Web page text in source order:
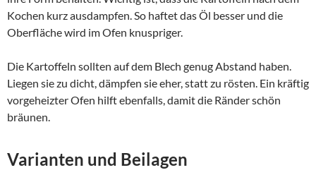
Kochen kurz ausdampfen. So haftet das Öl besser und die
Oberfläche wird im Ofen knuspriger.
Die Kartoffeln sollten auf dem Blech genug Abstand haben.
Liegen sie zu dicht, dämpfen sie eher, statt zu rösten. Ein kräftig
vorgeheizter Ofen hilft ebenfalls, damit die Ränder schön
bräunen.
Varianten und Beilagen